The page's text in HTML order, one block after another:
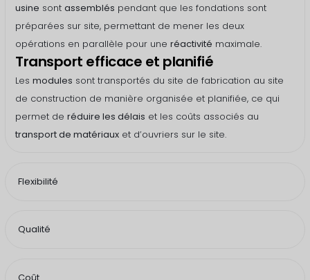
Flexibilité
Qualité
usine sont assemblés pendant que les fondations sont
préparées sur site, permettant de mener les deux
opérations en parallèle pour une réactivité maximale.
Transport efficace et planifié
Les modules sont transportés du site de fabrication au site
de construction de manière organisée et planifiée, ce qui
permet de réduire les délais et les coûts associés au
transport de matériaux et d’ouvriers sur le site.